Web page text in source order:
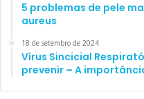
5 problemas de pele
aureus
18 de setembro de 2024
Vírus Sincicial
prevenir – A